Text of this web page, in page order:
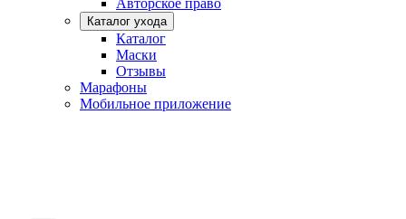
Авторское право
Каталог ухода
Каталог
Маски
Отзывы
Марафоны
Мобильное приложение